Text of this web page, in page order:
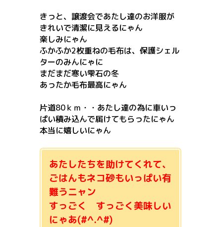
きっと、譲渡会であたし達のお洋服が
きれいで清潔に見えるにゃん
楽しみにゃん
ふかふか2枚重ねの毛布は、保護シェル
ターのみんにゃに
まだまだ寒い雫石の冬
あったか毛布最高にゃん
片道80ｋｍ・・あたし達の為に車いっ
ぱい積み込んで届けてもらったにゃん
本当に嬉しいにゃん
あたしたちを助けてくれて、
ごはんもネコ砂もいっぱい有
難うニャン
すっごく すっごく美味しい
にゃあ(#^.^#)